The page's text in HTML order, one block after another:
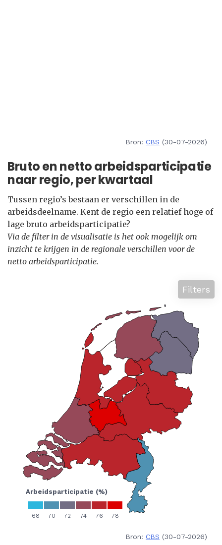
Bron: CBS (30-07-2026)
Bruto en netto arbeidsparticipatie
naar regio, per kwartaal
Tussen regio’s bestaan er verschillen in de
arbeidsdeelname. Kent de regio een relatief hoge of
lage bruto arbeidsparticipatie?
Via de filter in de visualisatie is het ook mogelijk om
inzicht te krijgen in de regionale verschillen voor de
netto arbeidsparticipatie.
Filters
Bron: CBS (30-07-2026)